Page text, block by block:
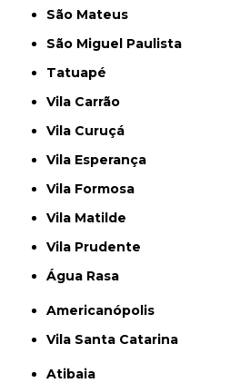
São Mateus
São Miguel Paulista
Tatuapé
Vila Carrão
Vila Curuçá
Vila Esperança
Vila Formosa
Vila Matilde
Vila Prudente
Água Rasa
Americanópolis
Vila Santa Catarina
Atibaia